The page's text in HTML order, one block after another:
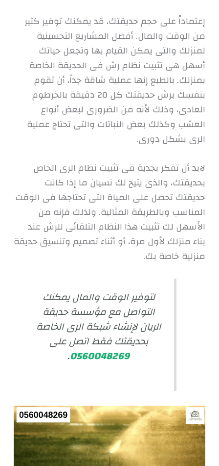
إعتماداُ على حجم حديقتك، قد يمكنك توفير كثير
من الوقت والمال. أفضل المشاريع التحسينية
لمنزلك والتى يمكن القيام بها وتجعل حياتك
أسهل هى تثبيت نظام رش فى الحديقة الخاصة
بمنزلك. بالطبع إنها عملية شاقة جداً، أن تقوم
بنفسك برش حديقتك كل 20 دقيقة بالخرطوم
العادى، وذلك لأنه من الضرورى لبعض أنواع
العشب وكذلك بعض النباتات والتى تحتاج عملية
الرى بشكل دورى.
لابد أن تفكر بجدية فى تثبيت نظام الرى الخاص
بحديقتك، والذى يتيح لك نسيان ما إذا كانت
حديقتك تحصل على المياة التى تحتاجها فى الوقت
المناسب وبالطريقة المثالية. ولذلك فإنه من
الأسهل لك تثبيت هذا النظام التلقائى للرش عند
بناء منزلك لأول مرة، أو أثناء تصميم وتنسيق حديقة
منزلية خاصة بك.
لتوفير الوقت والمال يمكنك
التواصل مع مؤسسة حديقة
الريان لإنشاء شبكة الرى الخاصة
بحديقتك فقط اتصل على
0560048269
.